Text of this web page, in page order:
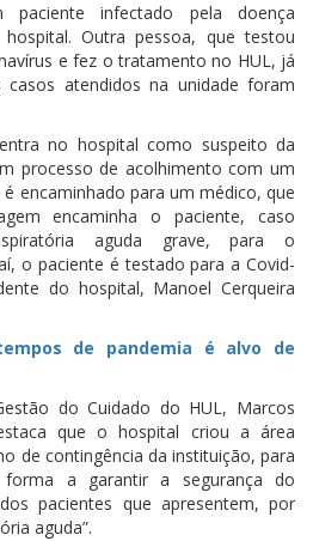
paciente infectado pela doença
Outra pessoa, que testou
e fez o tratamento no HUL, já
atendidos na unidade foram
no hospital como suspeito da
processo de acolhimento com um
encaminhado para um médico, que
encaminha o paciente, caso
aguda grave, para o
o paciente é testado para a Covid-
do hospital, Manoel Cerqueira
de pandemia é alvo de
do Cuidado do HUL, Marcos
que o hospital criou a área
de contingência da instituição, para
forma a garantir a segurança do
pacientes que apresentem, por
aguda”.